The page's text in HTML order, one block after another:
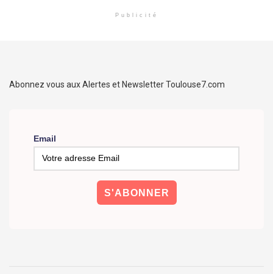
Publicité
Abonnez vous aux Alertes et Newsletter Toulouse7.com
Email